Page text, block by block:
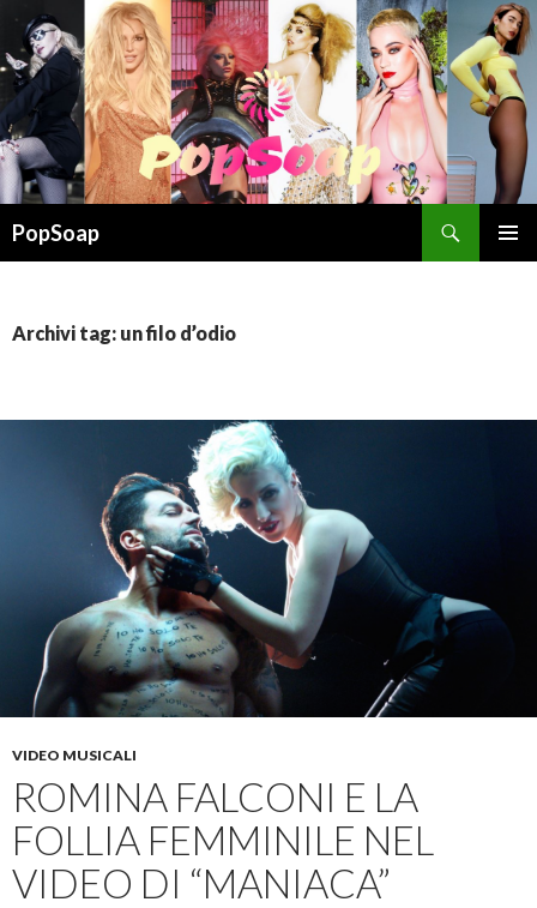
PopSoap
Archivi tag: un filo d’odio
VIDEO MUSICALI
ROMINA FALCONI E LA
FOLLIA FEMMINILE NEL
VIDEO DI “MANIACA”